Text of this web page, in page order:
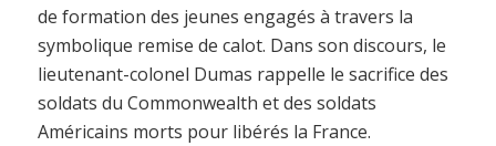
de formation des jeunes engagés à travers la
symbolique remise de calot. Dans son discours, le
lieutenant-colonel Dumas rappelle le sacrifice des
soldats du Commonwealth et des soldats
Américains morts pour libérés la France.